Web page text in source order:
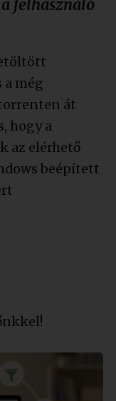
felhasználó
a még
át
hogy a
az elérhető
beépített